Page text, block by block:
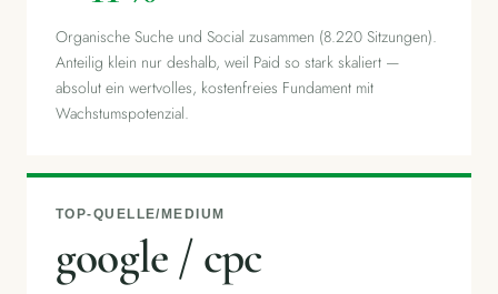
Organische Suche und Social zusammen (8.220 Sitzungen).
Anteilig klein nur deshalb, weil Paid so stark skaliert —
absolut ein wertvolles, kostenfreies Fundament mit
Wachstumspotenzial.
TOP-QUELLE/MEDIUM
google / cpc